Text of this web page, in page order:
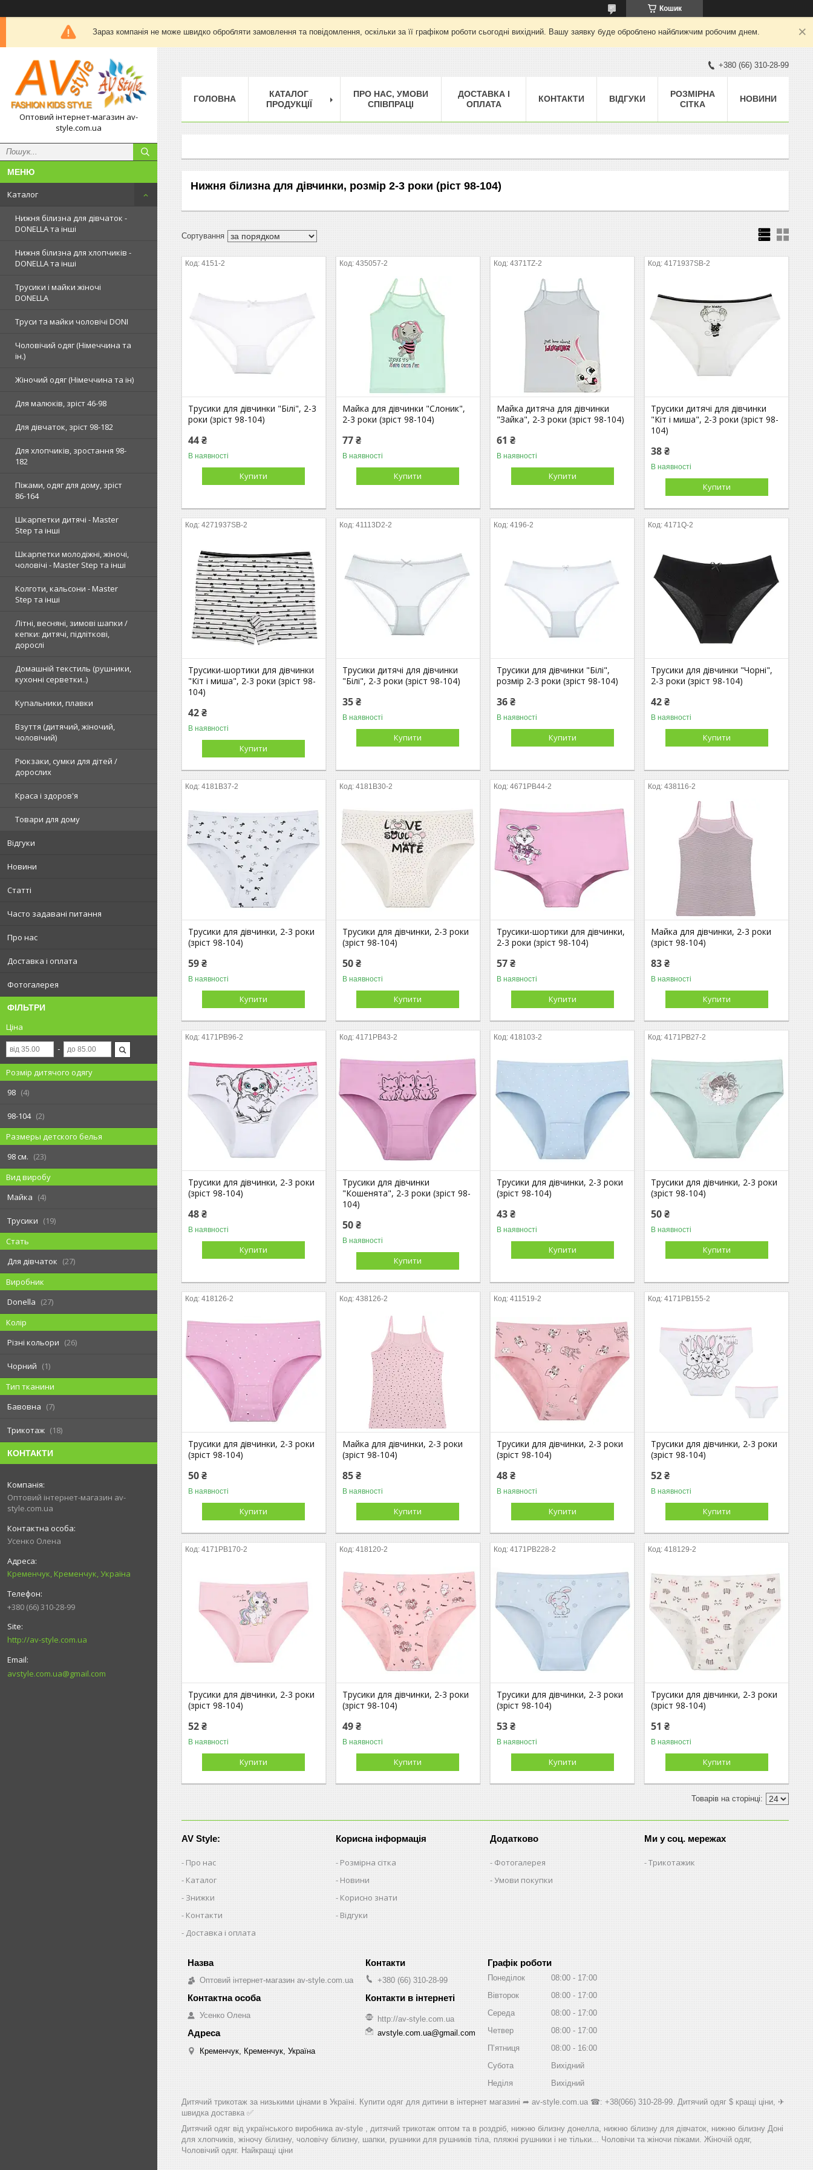
Кошик
Зараз компанія не може швидко обробляти замовлення та повідомлення, оскільки за її графіком роботи сьогодні вихідний. Вашу заявку буде оброблено найближчим робочим днем.
Оптовий інтернет-магазин av-
style.com.ua
Каталог
Нижня білизна для дівчаток -
DONELLA та інші
Нижня білизна для хлопчиків -
DONELLA та інші
Трусики і майки жіночі
DONELLA
Труси та майки чоловічі DONI
Чоловічий одяг (Німеччина та
ін.)
Жіночий одяг (Німеччина та ін)
Для малюків, зріст 46-98
Для дівчаток, зріст 98-182
Для хлопчиків, зростання 98-
182
Піжами, одяг для дому, зріст
86-164
Шкарпетки дитячі - Master
Step та інші
Шкарпетки молодіжні, жіночі,
чоловічі - Master Step та інші
Колготи, кальсони - Master
Step та інші
Літні, весняні, зимові шапки /
кепки: дитячі, підліткові,
дорослі
Домашній текстиль (рушники,
кухонні серветки..)
Купальники, плавки
Взуття (дитячий, жіночий,
чоловічий)
Рюкзаки, сумки для дітей /
дорослих
Краса і здоров'я
Товари для дому
Відгуки
Новини
Статті
Часто задавані питання
Про нас
Доставка і оплата
Фотогалерея
ФІЛЬТРИ
Ціна
Розмір дитячого одягу
98
4
98-104
2
Размеры детского белья
98 см.
23
Вид виробу
Майка
4
Трусики
19
Стать
Для дівчаток
27
Виробник
Donella
27
Колір
Різні кольори
26
Чорний
1
Тип тканини
Бавовна
7
Трикотаж 18
КОНТАКТИ
Оптовий інтернет-магазин av-
style.com.ua
Усенко Олена
Кременчук, Кременчук, Україна
+380 (66) 310-28-99
http://av-style.com.ua
avstyle.com.ua@gmail.com
+380 (66) 310-28-99
ГОЛОВНА
КАТАЛОГ
ПРОДУКЦІЇ
ПРО НАС, УМОВИ
СПІВПРАЦІ
ДОСТАВКА І
ОПЛАТА
КОНТАКТИ ВІДГУКИ
РОЗМІРНА
СІТКА
НОВИНИ
Нижня білизна для дівчинки, розмір 2-3 роки (ріст 98-104)
4151-2
Трусики для дівчинки "Білі", 2-3
роки (зріст 98-104)
44 ₴
В наявності
Купити
435057-2
Майка для дівчинки "Слоник",
2-3 роки (зріст 98-104)
77 ₴
В наявності
Купити
4371TZ-2
Майка дитяча для дівчинки
"Зайка", 2-3 роки (зріст 98-104)
61 ₴
В наявності
Купити
4171937SB-2
Трусики дитячі для дівчинки
"Кіт і миша", 2-3 роки (зріст 98-
104)
38 ₴
В наявності
Купити
4271937SB-2
Трусики-шортики для дівчинки
"Кіт і миша", 2-3 роки (зріст 98-
104)
42 ₴
В наявності
Купити
41113D2-2
Трусики дитячі для дівчинки
"Білі", 2-3 роки (зріст 98-104)
35 ₴
В наявності
Купити
4196-2
Трусики для дівчинки "Білі",
розмір 2-3 роки (зріст 98-104)
36 ₴
В наявності
Купити
4171Q-2
Трусики для дівчинки "Чорні",
2-3 роки (зріст 98-104)
42 ₴
В наявності
Купити
4181B37-2
Трусики для дівчинки, 2-3 роки
(зріст 98-104)
59 ₴
В наявності
Купити
4181B30-2
Трусики для дівчинки, 2-3 роки
(зріст 98-104)
50 ₴
В наявності
Купити
4671PB44-2
Трусики-шортики для дівчинки,
2-3 роки (зріст 98-104)
57 ₴
В наявності
Купити
438116-2
Майка для дівчинки, 2-3 роки
(зріст 98-104)
83 ₴
В наявності
Купити
4171PB96-2
Трусики для дівчинки, 2-3 роки
(зріст 98-104)
48 ₴
В наявності
Купити
4171PB43-2
Трусики для дівчинки
"Кошенята", 2-3 роки (зріст 98-
104)
50 ₴
В наявності
Купити
418103-2
Трусики для дівчинки, 2-3 роки
(зріст 98-104)
43 ₴
В наявності
Купити
4171PB27-2
Трусики для дівчинки, 2-3 роки
(зріст 98-104)
50 ₴
В наявності
Купити
418126-2
Трусики для дівчинки, 2-3 роки
(зріст 98-104)
50 ₴
В наявності
Купити
438126-2
Майка для дівчинки, 2-3 роки
(зріст 98-104)
85 ₴
В наявності
Купити
411519-2
Трусики для дівчинки, 2-3 роки
(зріст 98-104)
48 ₴
В наявності
Купити
4171PB155-2
Трусики для дівчинки, 2-3 роки
(зріст 98-104)
52 ₴
В наявності
Купити
4171PB170-2
Трусики для дівчинки, 2-3 роки
(зріст 98-104)
52 ₴
В наявності
Купити
418120-2
Трусики для дівчинки, 2-3 роки
(зріст 98-104)
49 ₴
В наявності
Купити
4171PB228-2
Трусики для дівчинки, 2-3 роки
(зріст 98-104)
53 ₴
В наявності
Купити
418129-2
Трусики для дівчинки, 2-3 роки
(зріст 98-104)
51 ₴
В наявності
Купити
AV Style:
Про нас
Каталог
Знижки
Контакти
Доставка і оплата
Корисна інформація
Розмірна сітка
Новини
Корисно знати
Відгуки
Додатково
Фотогалерея
Умови покупки
Ми у соц. мережах
Трикотажик
Оптовий інтернет-магазин av-style.com.ua
Усенко Олена
Кременчук, Кременчук, Україна
+380 (66) 310-28-99
http://av-style.com.ua
avstyle.com.ua@gmail.com
Графік роботи
Понеділок 08:00
17:00
Вівторок
08:00
17:00
Середа
08:00
17:00
Четвер
08:00
17:00
Пʼятниця
08:00
16:00
Субота
Вихідний
Неділя
Вихідний
Дитячий трикотаж за низькими цінами в Україні. Купити одяг для дитини в інтернет магазині ➦ av-style.com.ua ☎: +38(066) 310-28-99. Дитячий одяг $ кращі ціни, ✈
швидка доставка ✅
Дитячий одяг від українського виробника av-style , дитячий трикотаж оптом та в роздріб, нижню білизну донелла, нижню білизну для дівчаток, нижню білизну Доні
для хлопчиків, жіночу білизну, чоловічу білизну, шапки, рушники для рушників тіла, пляжні рушники і не тільки... Чоловічи та жіночи піжами. Жіночій одяг,
Чоловічий одяг. Найкращі ціни